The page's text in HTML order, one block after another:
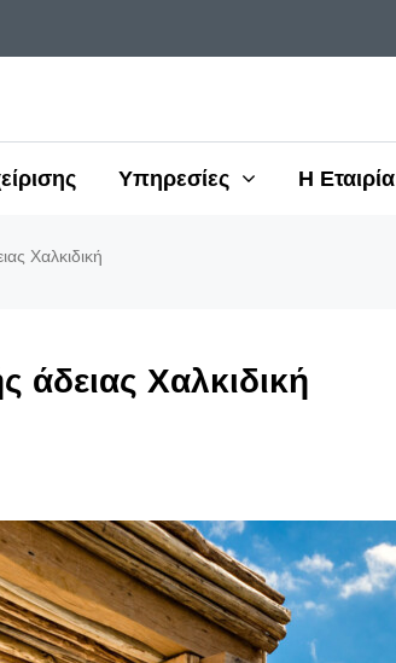
Υπηρεσίες Η Εταιρία
Χαλκιδική
άδειας Χαλκιδική